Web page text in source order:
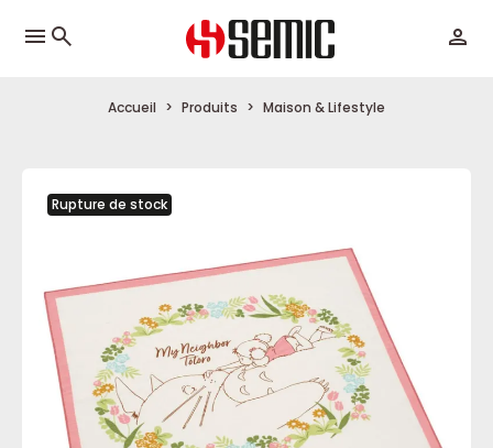
menu
Accueil Produits Maison & Lifestyle
Rupture de stock